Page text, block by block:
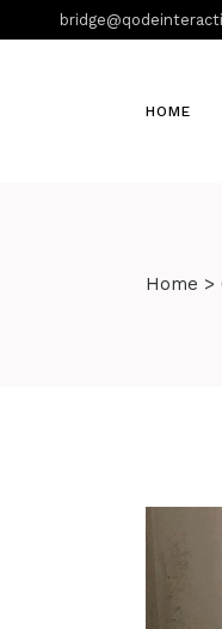
HOME
Home >